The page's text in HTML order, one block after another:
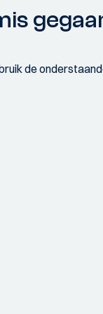
de